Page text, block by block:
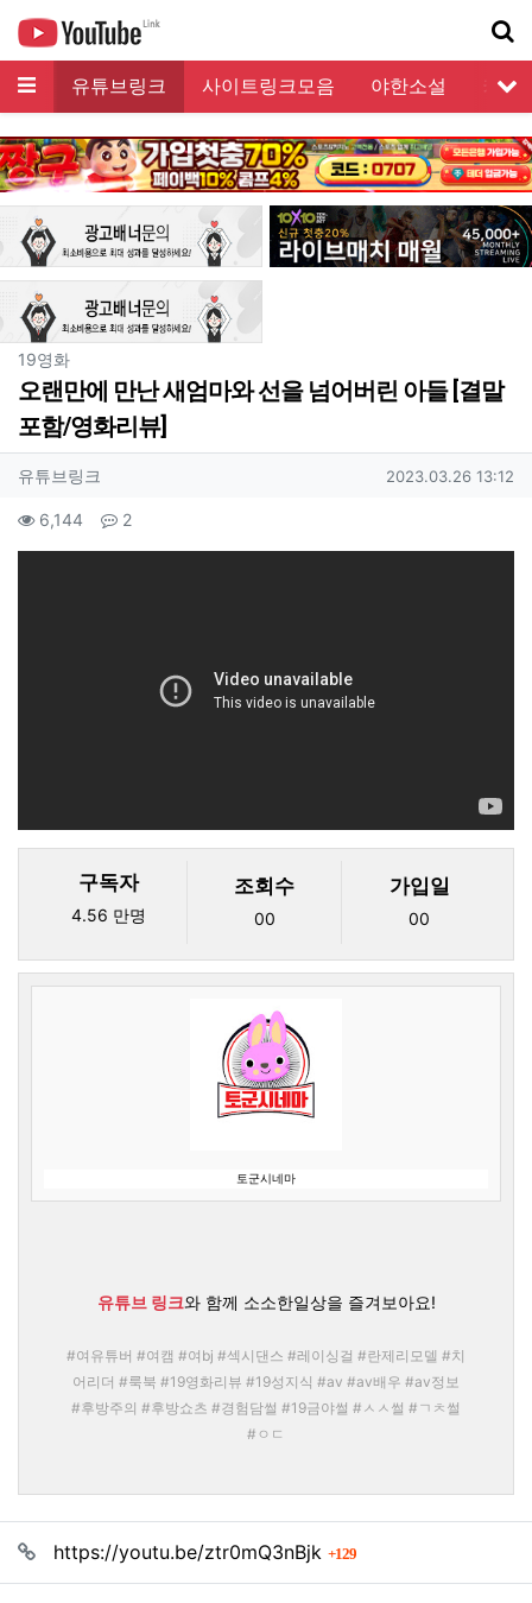
메뉴 유튜브링크 사이트링크모음 야한소설
커뮤
19영화분류
오랜만에 만난 새엄마와 선을 넘어버린 아들 [결말
포함/영화리뷰]
작성자 정보
유튜브링크 작성일
2023.03.26 13:12
컨텐츠 정보
6,144 조회 2댓글
구독자
4.56 만명
조회수
00
가입일
00
토군시네마
유튜브 링크와 함께 소소한일상을 즐겨보아요!
#여유튜버 #여캠 #여bj #섹시댄스 #레이싱걸 #란제리모델 #치
어리더 #룩북 #19영화리뷰 #19성지식 #av #av배우 #av정보
#후방주의 #후방쇼츠 #경험담썰 #19금야썰 #ㅅㅅ썰 #ㄱㅊ썰
#ㅇㄷ
관련자료
https://youtu.be/ztr0mQ3nBjk 129회 연결